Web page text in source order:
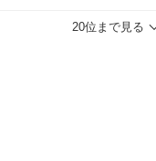
市村正親
20位まで見る